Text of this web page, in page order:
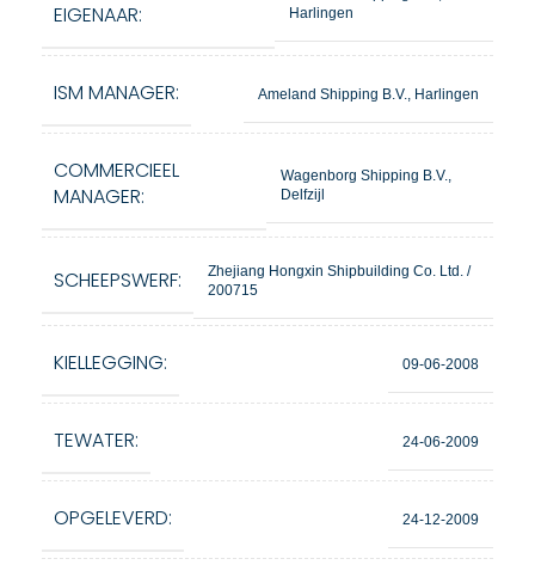
EIGENAAR:
Harlingen
ISM MANAGER: Ameland Shipping B.V., Harlingen
COMMERCIEEL
MANAGER:
Wagenborg Shipping B.V.,
Delfzijl
SCHEEPSWERF:
Zhejiang Hongxin Shipbuilding Co. Ltd. /
200715
KIELLEGGING: 09-06-2008
TEWATER: 24-06-2009
OPGELEVERD: 24-12-2009